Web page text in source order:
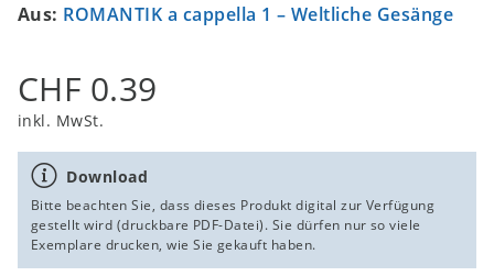
Aus: ROMANTIK a cappella 1 – Weltliche Gesänge
CHF 0.39
inkl. MwSt.
Download
Bitte beachten Sie, dass dieses Produkt digital zur Verfügung
gestellt wird (druckbare PDF-Datei). Sie dürfen nur so viele
Exemplare drucken, wie Sie gekauft haben.